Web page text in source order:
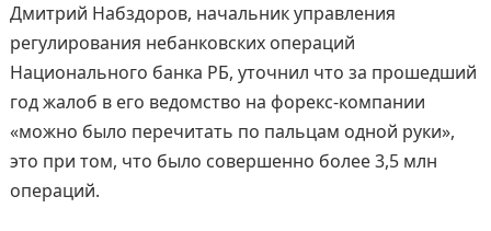
Дмитрий Набздоров, начальник управления
регулирования небанковских операций
Национального банка РБ, уточнил что за прошедший
год жалоб в его ведомство на форекс-компании
«можно было перечитать по пальцам одной руки»,
это при том, что было совершенно более 3,5 млн
операций.